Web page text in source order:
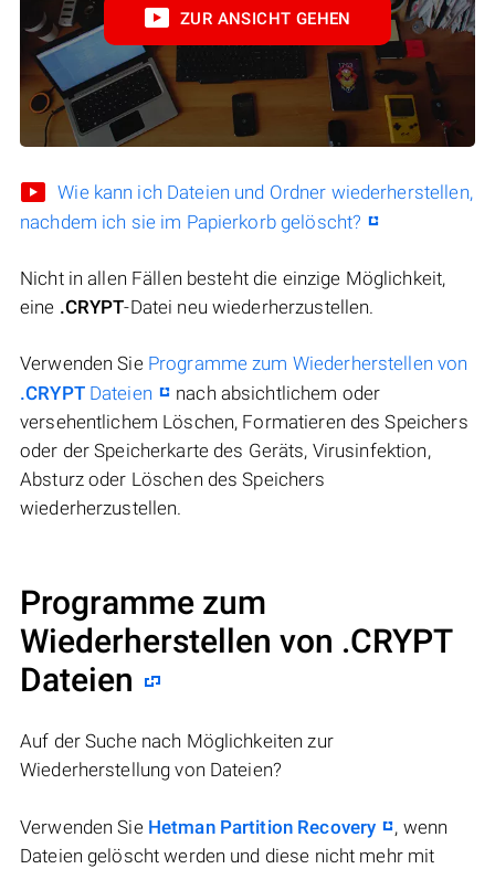
ZUR ANSICHT GEHEN
Wie kann ich Dateien und Ordner wiederherstellen,
nachdem ich sie im Papierkorb gelöscht?
Nicht in allen Fällen besteht die einzige Möglichkeit,
eine .CRYPT-Datei neu wiederherzustellen.
Verwenden Sie Programme zum Wiederherstellen von
.CRYPTDateien
nach absichtlichem oder
versehentlichem Löschen, Formatieren des Speichers
oder der Speicherkarte des Geräts, Virusinfektion,
Absturz oder Löschen des Speichers
wiederherzustellen.
Programme zum
Wiederherstellen von .CRYPT
Dateien
Auf der Suche nach Möglichkeiten zur
Wiederherstellung von Dateien?
Verwenden Sie Hetman Partition Recovery
, wenn
Dateien gelöscht werden und diese nicht mehr mit